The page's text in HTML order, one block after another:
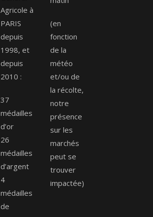
Agricole à
PARIS
depuis
1998, et
depuis
2010 :
37
médailles
d’or
26
médailles
d’argent
4
médailles
de
(en
fonction
de la
météo
et/ou de
la récolte,
notre
présence
sur les
marchés
peut se
trouver
impactée)